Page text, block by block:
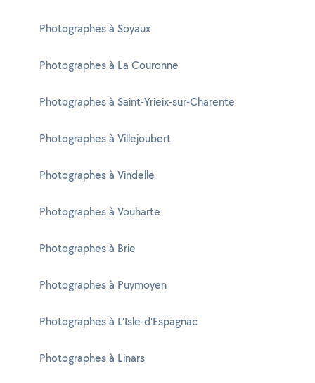
Photographes à Soyaux
Photographes à La Couronne
Photographes à Saint-Yrieix-sur-Charente
Photographes à Villejoubert
Photographes à Vindelle
Photographes à Vouharte
Photographes à Brie
Photographes à Puymoyen
Photographes à L'Isle-d'Espagnac
Photographes à Linars